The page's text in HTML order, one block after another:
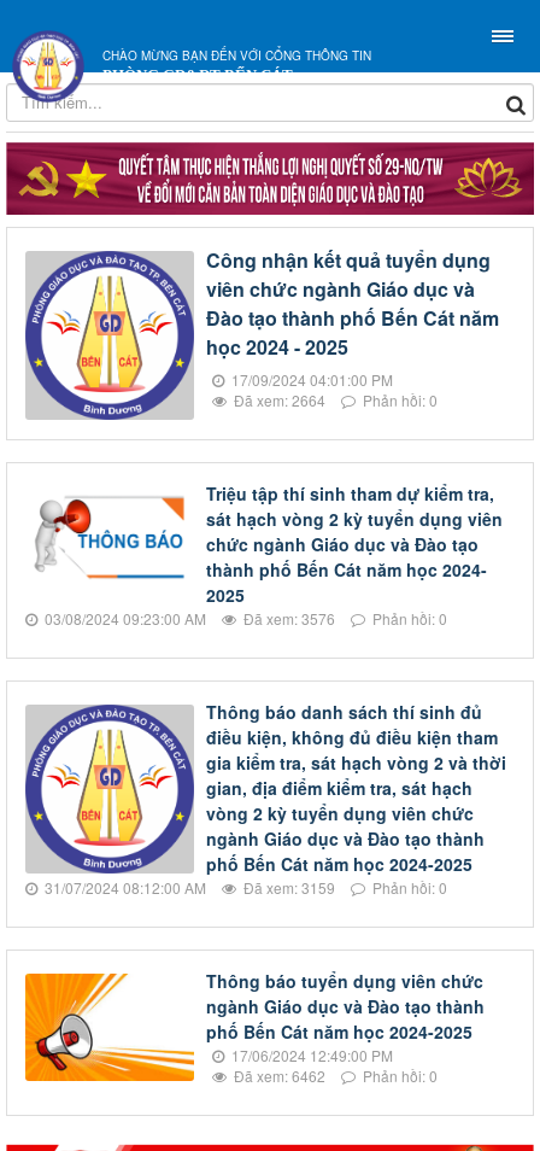
CHÀO MỪNG BẠN ĐẾN VỚI CỔNG THÔNG TIN
PHÒNG GD&ĐT BẾN CÁT
Công nhận kết quả tuyển dụng
viên chức ngành Giáo dục và
Đào tạo thành phố Bến Cát năm
học 2024 - 2025
17/09/2024 04:01:00 PM
Đã xem: 2664
Phản hồi: 0
Triệu tập thí sinh tham dự kiểm tra,
sát hạch vòng 2 kỳ tuyển dụng viên
chức ngành Giáo dục và Đào tạo
thành phố Bến Cát năm học 2024-
2025
03/08/2024 09:23:00 AM Đã xem: 3576 Phản hồi: 0
Thông báo danh sách thí sinh đủ
điều kiện, không đủ điều kiện tham
gia kiểm tra, sát hạch vòng 2 và thời
gian, địa điểm kiểm tra, sát hạch
vòng 2 kỳ tuyển dụng viên chức
ngành Giáo dục và Đào tạo thành
phố Bến Cát năm học 2024-2025
31/07/2024 08:12:00 AM Đã xem: 3159 Phản hồi: 0
Thông báo tuyển dụng viên chức
ngành Giáo dục và Đào tạo thành
phố Bến Cát năm học 2024-2025
17/06/2024 12:49:00 PM
Đã xem: 6462
Phản hồi: 0